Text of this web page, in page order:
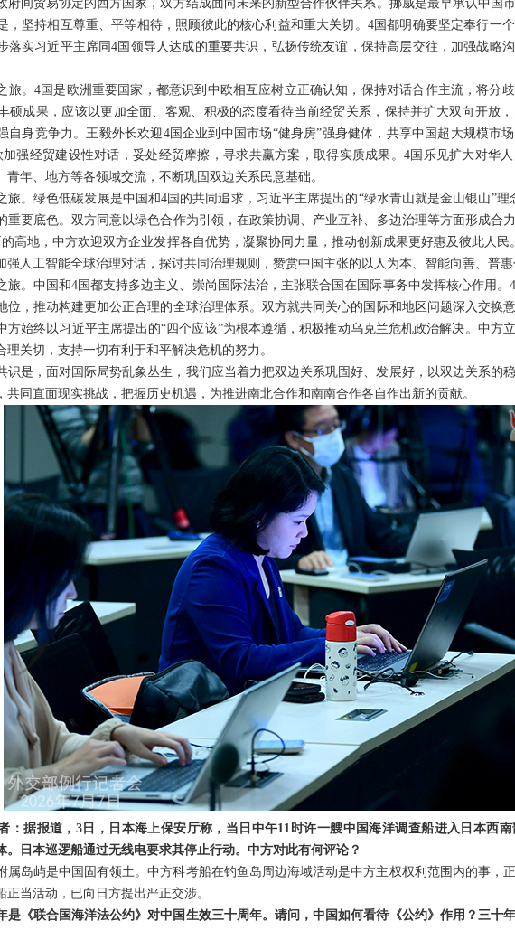
府间贸易协定的西方国家，双方结成面向未来的新型合作伙伴关系。挪威是最早承认中国
，坚持相互尊重、平等相待，照顾彼此的核心利益和重大关切。4国都明确要坚定奉行一
落实习近平主席同4国领导人达成的重要共识，弘扬传统友谊，保持高层交往，加强战略
旅。4国是欧洲重要国家，都意识到中欧相互应树立正确认知，保持对话合作主流，将分
硕成果，应该以更加全面、客观、积极的态度看待当前经贸关系，保持并扩大双向开放
自身竞争力。王毅外长欢迎4国企业到中国市场“健身房”强身健体，共享中国超大规模市
强经贸建设性对话，妥处经贸摩擦，寻求共赢方案，取得实质成果。4国乐见扩大对华
年、地方等各领域交流，不断巩固双边关系民意基础。
旅。绿色低碳发展是中国和4国的共同追求，习近平主席提出的“绿水青山就是金山银山”
重要底色。双方同意以绿色合作为引领，在政策协调、产业互补、多边治理等方面形成合
高地，中方欢迎双方企业发挥各自优势，凝聚协同力量，推动创新成果更好惠及彼此人民
强人工智能全球治理对话，探讨共同治理规则，赞赏中国主张的以人为本、智能向善、普惠
旅。中国和4国都支持多边主义、崇尚国际法治，主张联合国在国际事务中发挥核心作用
位，推动构建更加公正合理的全球治理体系。双方就共同关心的国际和地区问题深入交换
方始终以习近平主席提出的“四个应该”为根本遵循，积极推动乌克兰危机政治解决。中方
关切，支持一切有利于和平解决危机的努力。
识是，面对国际局势乱象丛生，我们应当着力把双边关系巩固好、发展好，以双边关系的
共同直面现实挑战，把握历史机遇，为推进南北合作和南南合作各自作出新的贡献。
：据报道，3日，日本海上保安厅称，当日中午11时许一艘中国海洋调查船进入日本西
。日本巡逻船通过无线电要求其停止行动。中方对此有何评论？
属岛屿是中国固有领土。中方科考船在钓鱼岛周边海域活动是中方主权权利范围内的事，
当活动，已向日方提出严正交涉。
是《联合国海洋法公约》对中国生效三十周年。请问，中国如何看待《公约》作用？三十